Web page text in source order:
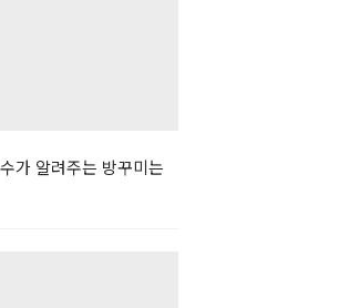
가 알려주는 방꾸미는